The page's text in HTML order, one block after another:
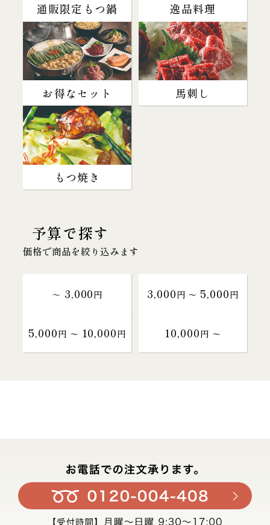
通販限定もつ鍋 逸品料理
お得なセット 馬刺し
もつ焼き
予算で探す
価格で商品を絞り込みます
～ 3,000円 3,000円 〜 5,000円
5,000円 〜 10,000円 10,000円 〜